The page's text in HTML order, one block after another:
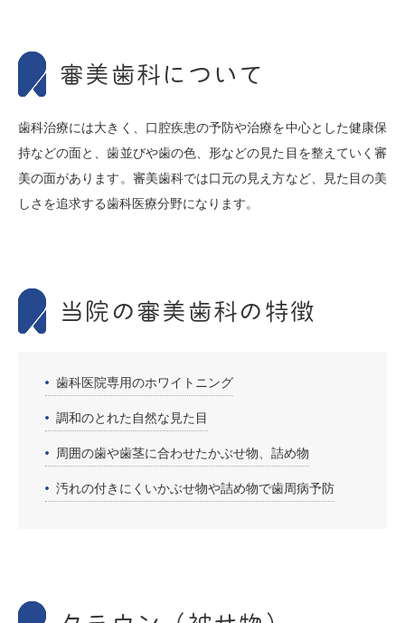
審美歯科について
歯科治療には大きく、口腔疾患の予防や治療を中心とした健康保
持などの面と、歯並びや歯の色、形などの見た目を整えていく審
美の面があります。審美歯科では口元の見え方など、見た目の美
しさを追求する歯科医療分野になります。
当院の審美歯科の特徴
歯科医院専用のホワイトニング
調和のとれた自然な見た目
周囲の歯や歯茎に合わせたかぶせ物、詰め物
汚れの付きにくいかぶせ物や詰め物で歯周病予防